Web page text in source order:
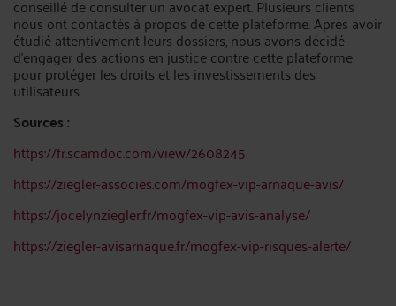
conseillé de consulter un avocat expert. Plusieurs clients
nous ont contactés à propos de cette plateforme. Après avoir
étudié attentivement leurs dossiers, nous avons décidé
d’engager des actions en justice contre cette plateforme
pour protéger les droits et les investissements des
utilisateurs.
Sources :
https://fr.scamdoc.com/view/2608245
https://ziegler-associes.com/mogfex-vip-arnaque-avis/
https://jocelynziegler.fr/mogfex-vip-avis-analyse/
https://ziegler-avisarnaque.fr/mogfex-vip-risques-alerte/